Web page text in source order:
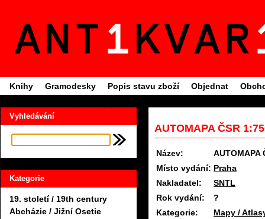
Knihy Gramodesky Popis stavu zboží Objednat
Vyhledávání
Kategorie
19. století / 19th century
Abcházie / Jižní Osetie
AUTOMAPA ČSR
Název:
AUTOMAPA
Místo vydání: Praha
Nakladatel:
SNTL
Rok vydání:
?
Kategorie:
Mapy /